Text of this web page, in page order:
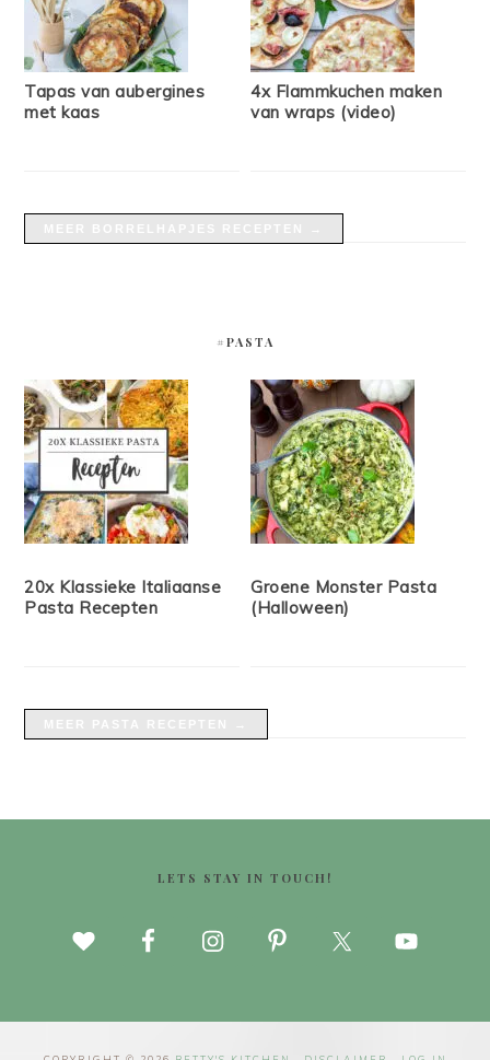
Tapas van aubergines
met kaas
4x Flammkuchen maken
van wraps (video)
#PASTA
20x Klassieke Italiaanse
Pasta Recepten
Groene Monster Pasta
(Halloween)
LETS STAY IN TOUCH!